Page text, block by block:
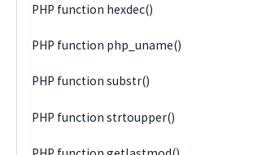
PHP function hexdec()
PHP function php_uname()
PHP function substr()
PHP function strtoupper()